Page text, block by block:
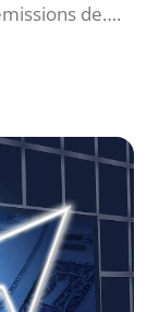
de….